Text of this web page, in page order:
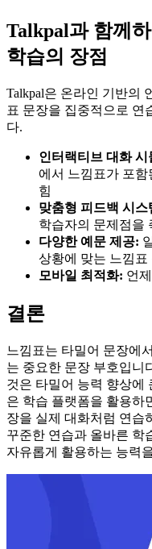
Talkpal과 함께
학습의 장점
Talkpal은 온라인 기반의
표 문장을 집중적으로 연
다.
인터랙티브 대화 시
에서 느낌표가 포
힘
맞춤형 피드백 시스
학습자의 문제점을
다양한 예문 제공:
상황에 맞는 느낌표
모바일 최적화: 언
결론
느낌표는 타밀어 문장에
는 중요한 문장 부호입니
것은 타밀어 능력 향상에
은 학습 플랫폼을 활용하
장을 실제 대화처럼 연습
꾸준한 연습과 올바른 학
자유롭게 활용하는 능력